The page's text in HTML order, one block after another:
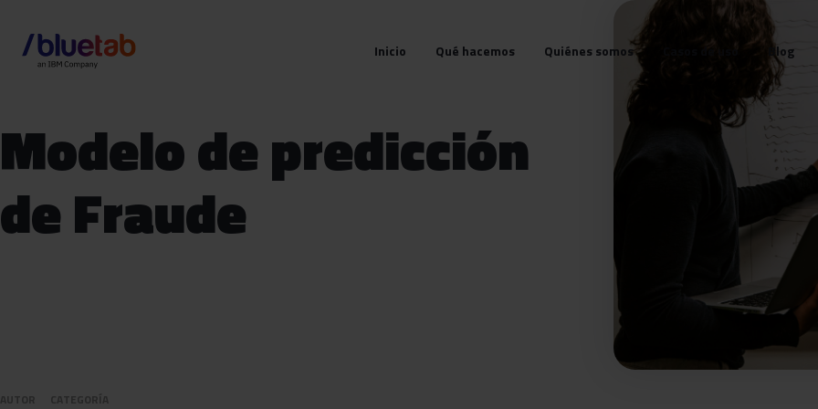
Inicio Qué hacemos Quiénes somos Casos de uso Blog
Modelo de predicción
de Fraude
AUTOR CATEGORÍA